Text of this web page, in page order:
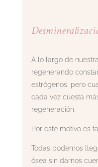
A lo largo de
regenerando
estrógenos, pero
cada vez cuesta
regeneración.
Por este motivo es
Todas podemos
ósea sin darnos